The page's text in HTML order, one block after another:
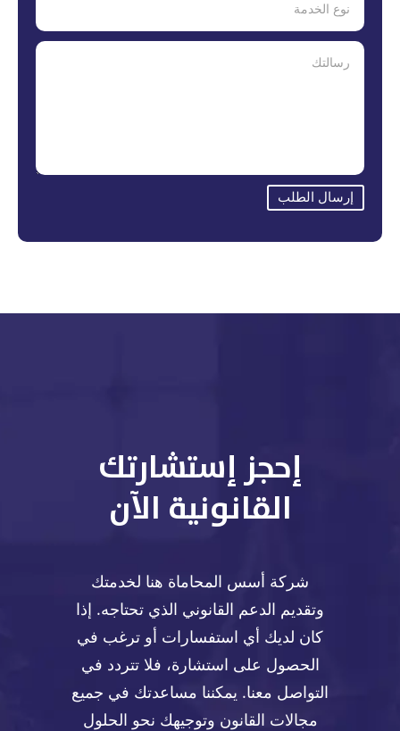
إرسال الطلب
إحجز إستشارتك
القانونية الآن
شركة أسس المحاماة هنا لخدمتك
وتقديم الدعم القانوني الذي تحتاجه. إذا
كان لديك أي استفسارات أو ترغب في
الحصول على استشارة، فلا تتردد في
التواصل معنا. يمكننا مساعدتك في جميع
مجالات القانون وتوجيهك نحو الحلول